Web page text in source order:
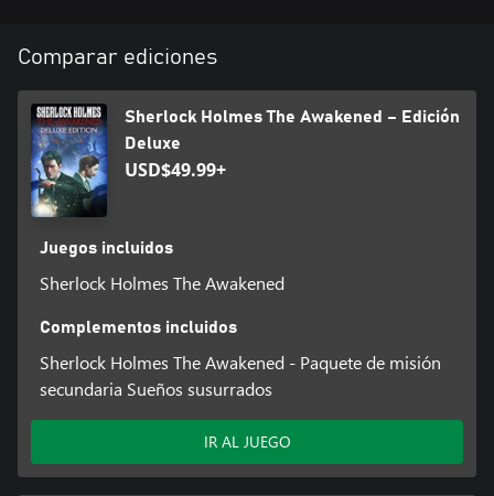
Comparar ediciones
Sherlock Holmes The Awakened – Edición
Deluxe
USD$49.99+
Juegos incluidos
Sherlock Holmes The Awakened
Complementos incluidos
Sherlock Holmes The Awakened - Paquete de misión
secundaria Sueños susurrados
IR AL JUEGO